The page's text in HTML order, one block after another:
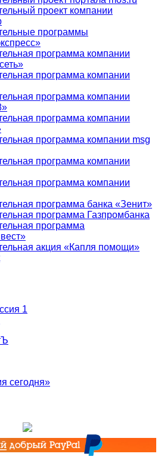
проект компании
программы
программа компании
программа компании
программа компании
программа компании
программа компании msg
программа компании
программа компании
программа банка «Зенит»
программа Газпромбанка
программа
акция «Капля помощи»
1
сегодня»